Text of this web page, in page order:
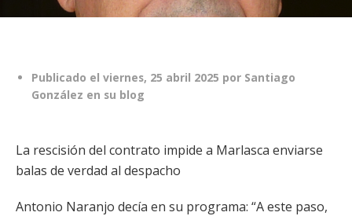
Publicado el viernes, 25 abril 2025 por Santiago
González en su blog
La rescisión del contrato impide a Marlasca enviarse
balas de verdad al despacho
Antonio Naranjo decía en su programa: “A este paso,